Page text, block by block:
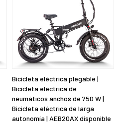
Bicicleta eléctrica plegable |
Bicicleta eléctrica de
neumáticos anchos de 750 W |
Bicicleta eléctrica de larga
autonomía | AEB20AX disponible